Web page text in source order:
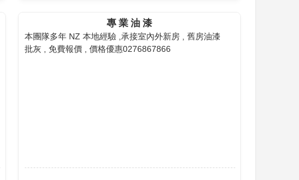
專 業 油 漆
本團隊多年 NZ 本地經驗 ,承接室內外新房 , 舊房油漆
批灰 , 免費報價 , 價格優惠0276867866